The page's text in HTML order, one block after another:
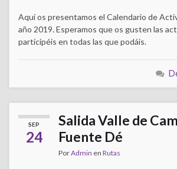
Aquí os presentamos el Calendario de
año 2019. Esperamos que os gusten las
participéis en todas las que podáis.
SEP
24
Salida Valle de
Fuente Dé
PorAdmin en Rutas